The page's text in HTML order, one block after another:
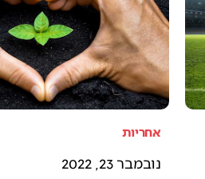
אחריות
נובמבר 23, 2022